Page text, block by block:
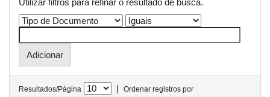
Resultados/Página |
Ordenar registros por